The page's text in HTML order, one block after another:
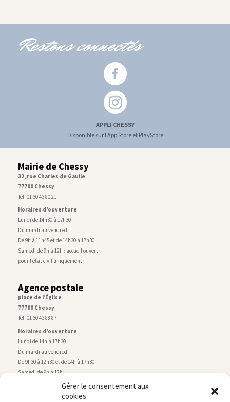
Gérer le consentement aux
cookies
Restons connectés
APPLI CHESSY
Disponible sur l'App Store et PlayStore
Mairie de Chessy
32, rue Charles de Gaulle
77700 Chessy
Tél. 01 60 43 80 21
Horaires d’ouverture
Lundi de 14h30 à 17h30
Du mardi au vendredi
De 9h à 11h45 et de 14h30 à 17h30
Samedi de 9h à 12h : accueil ouvert
pour l’état civil uniquement
Agence postale
place de l’Église
77700 Chessy
Tél. 01 60 43 88 87
Horaires d’ouverture
Lundi de 14h à 17h30
Du mardi au vendredi
De 9h30 à 12h30 et de 14h à 17h30
Samedi de 9h à 12h
Service technique